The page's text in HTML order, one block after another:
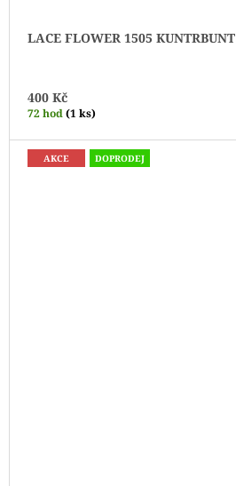
LACE FLOWER 1505 KUNTRBUNT
400 Kč
72 hod(1 ks)
AKCE DOPRODEJ